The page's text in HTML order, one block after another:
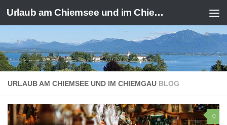
Zum Inhalt springen Urlaub am Chiemsee und im Chiemgau
URLAUB AM CHIEMSEE UND IM CHIEMGAU BLOG
0